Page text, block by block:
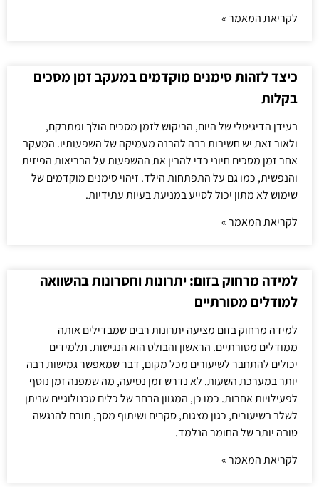
לקריאת המאמר »
כיצד לזהות סימנים מוקדמים במעקב זמן מסכים
בקלות
בעידן הדיגיטלי של היום, הביקוש לזמן מסכים הולך ומתרקם,
ולאור זאת יש חשיבות רבה להבנה מעמיקה של השפעותיו. המעקב
אחר זמן מסכים חיוני כדי להבין את ההשפעות על הבריאות הפיזית
והנפשית, כמו גם על התפתחות הילד. זיהוי סימנים מוקדמים של
שימוש לא מתון יכול לסייע במניעת בעיות עתידיות.
לקריאת המאמר »
למידה מרחוק בזום: יתרונות וחסרונות בהשוואה
למודלים מסורתיים
למידה מרחוק בזום מציעה יתרונות רבים שמבדילים אותה
ממודלים מסורתיים. הראשון והבולט הוא הנגישות. תלמידים
יכולים להתחבר לשיעורים מכל מקום, דבר שמאפשר גמישות רבה
יותר במערכת השעות. לא נדרש זמן נסיעה, מה שמפנה זמן נוסף
לפעילויות אחרות. כמו כן, המגוון הרחב של כלים טכנולוגיים שניתן
לשלב בשיעורים, כגון מצגות, סקרים ושיתוף מסך, תורם להנגשה
טובה יותר של החומר הנלמד.
לקריאת המאמר »